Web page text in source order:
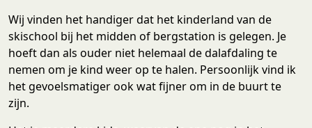
Wij vinden het handiger dat het kinderland van de
skischool bij het midden of bergstation is gelegen. Je
hoeft dan als ouder niet helemaal de dalafdaling te
nemen om je kind weer op te halen. Persoonlijk vind ik
het gevoelsmatiger ook wat fijner om in de buurt te
zijn.